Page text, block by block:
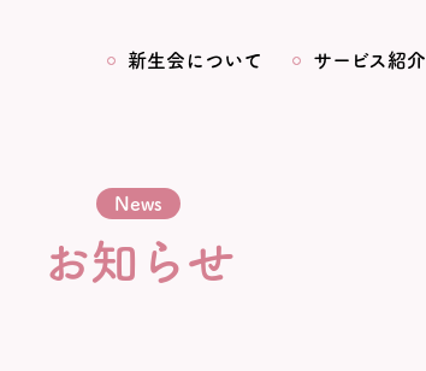
新生会について サービス紹介
News
お知らせ